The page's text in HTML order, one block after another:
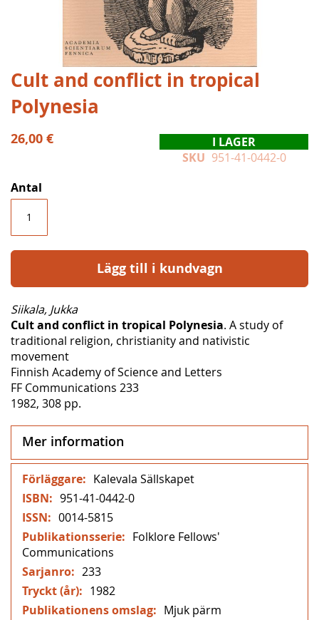
Hoppa
till
början
bildgalleriet
Cult and conflict in tropical
Polynesia
26,00 €
I LAGER
SKU 951-41-0442-0
Antal
Lägg till i kundvagn
Siikala, Jukka
Cult and conflict in tropical Polynesia. A study of
traditional religion, christianity and nativistic
movement
Finnish Academy of Science and Letters
FF Communications 233
1982, 308 pp.
Mer information
Mer
information
Kalevala Sällskapet
951-41-0442-0
0014-5815
Folklore Fellows'
Communications
233
1982
Mjuk pärm